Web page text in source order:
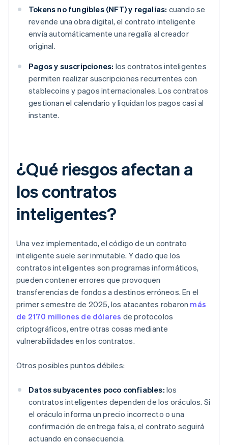
Tokens no fungibles (NFT) y regalías: cuando se
revende una obra digital, el contrato inteligente
envía automáticamente una regalía al creador
original.
Pagos y suscripciones: los contratos inteligentes
permiten realizar suscripciones recurrentes con
stablecoins y pagos internacionales. Los contratos
gestionan el calendario y liquidan los pagos casi al
instante.
¿Qué riesgos afectan a
los contratos
inteligentes?
Una vez implementado, el código de un contrato
inteligente suele ser inmutable. Y dado que los
contratos inteligentes son programas informáticos,
pueden contener errores que provoquen
transferencias de fondos a destinos erróneos. En el
primer semestre de 2025, los atacantes robaron más
de 2170 millones de dólares de protocolos
criptográficos, entre otras cosas mediante
vulnerabilidades en los contratos.
Otros posibles puntos débiles:
Datos subyacentes poco confiables: los
contratos inteligentes dependen de los oráculos. Si
el oráculo informa un precio incorrecto o una
confirmación de entrega falsa, el contrato seguirá
actuando en consecuencia.